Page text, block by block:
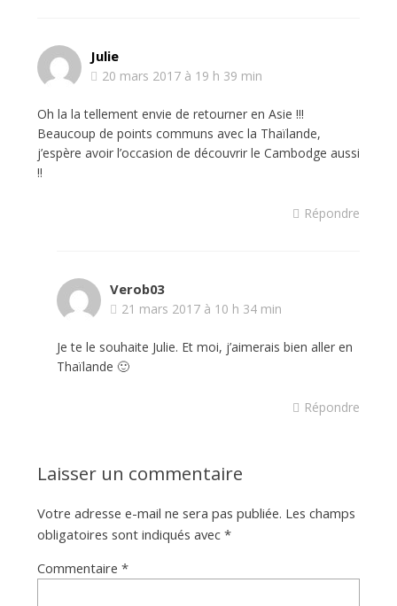
Julie
20 mars 2017 à 19 h 39 min
Oh la la tellement envie de retourner en Asie !!!
Beaucoup de points communs avec la Thaïlande,
j’espère avoir l’occasion de découvrir le Cambodge aussi
!!
Répondre
Verob03
21 mars 2017 à 10 h 34 min
Je te le souhaite Julie. Et moi, j’aimerais bien aller en
Thaïlande 🙂
Répondre
Laisser un commentaire
Votre adresse e-mail ne sera pas publiée. Les champs
obligatoires sont indiqués avec *
Commentaire *